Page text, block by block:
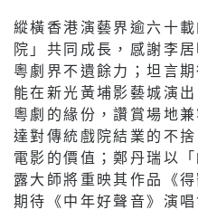
縱橫香港演藝界逾六十
院」共同成長，感謝李
粵劇界不遺餘力；坦言
能在新光黃埔影藝城演
粵劇的緣份，讚賞場地
達對傳統戲院結業的不
電影的價值；鄭丹瑞以
露大師將重映其作品《
期待《中年好聲音》演